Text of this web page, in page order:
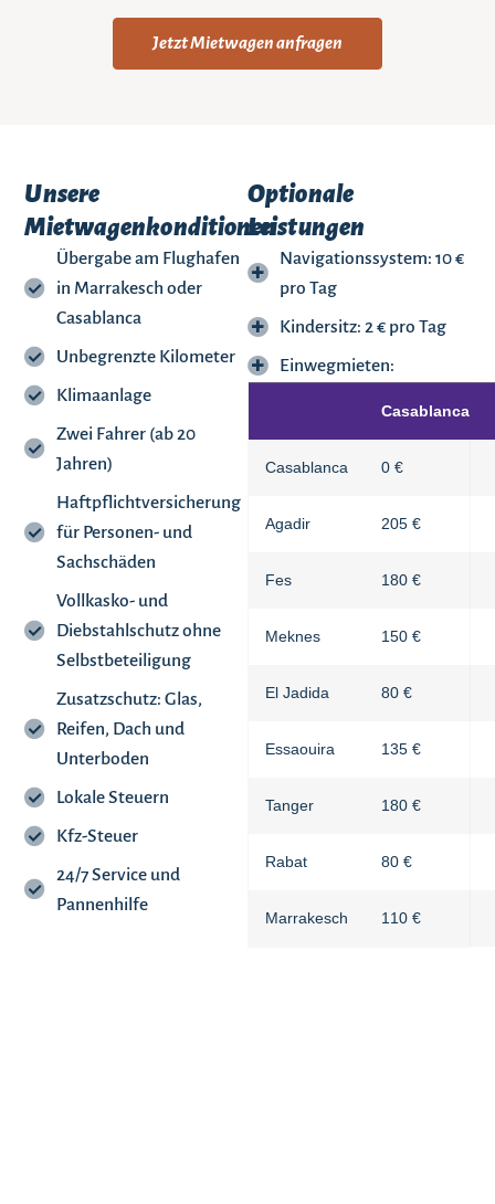
Jetzt Mietwagen anfragen
Unsere
Mietwagenkonditionen
Übergabe am Flughafen
in Marrakesch oder
Casablanca
Unbegrenzte Kilometer
Klimaanlage
Zwei Fahrer (ab 20
Jahren)
Haftpflichtversicherung
für Personen- und
Sachschäden
Vollkasko- und
Diebstahlschutz ohne
Selbstbeteiligung
Zusatzschutz: Glas,
Reifen, Dach und
Unterboden
Lokale Steuern
Kfz-Steuer
24/7 Service und
Pannenhilfe
Optionale
Leistungen
Navigationssystem: 10 €
pro Tag
Kindersitz: 2 € pro Tag
Einwegmieten:
Casablanca
Casablanca 0 €
Agadir 205 €
Fes 180 €
Meknes 150 €
El Jadida 80 €
Essaouira 135 €
Tanger 180 €
Rabat 80 €
Marrakesch 110 €